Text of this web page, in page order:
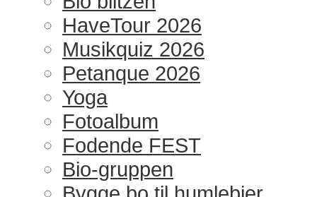
HaveTour 2026
Musikquiz 2026
Petanque 2026
Yoga
Fotoalbum
Fodende FEST
Bio-gruppen